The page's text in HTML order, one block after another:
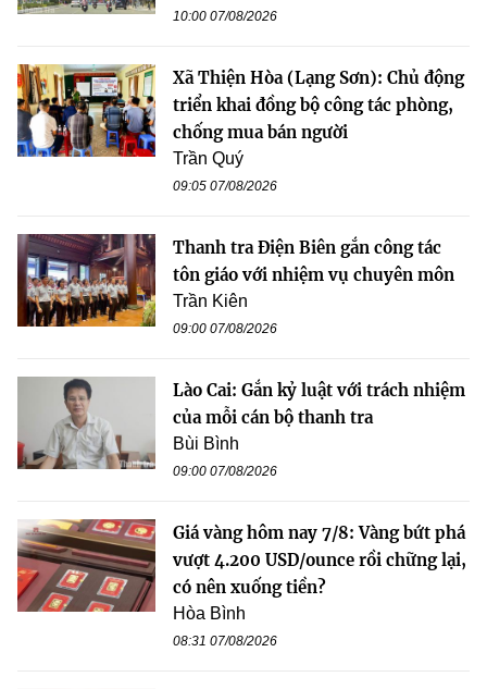
10:00 07/08/2026
Xã Thiện Hòa (Lạng Sơn): Chủ động
triển khai đồng bộ công tác phòng,
chống mua bán người
Trần Quý
09:05 07/08/2026
Thanh tra Điện Biên gắn công tác
tôn giáo với nhiệm vụ chuyên môn
Trần Kiên
09:00 07/08/2026
Lào Cai: Gắn kỷ luật với trách nhiệm
của mỗi cán bộ thanh tra
Bùi Bình
09:00 07/08/2026
Giá vàng hôm nay 7/8: Vàng bứt phá
vượt 4.200 USD/ounce rồi chững lại,
có nên xuống tiền?
Hòa Bình
08:31 07/08/2026